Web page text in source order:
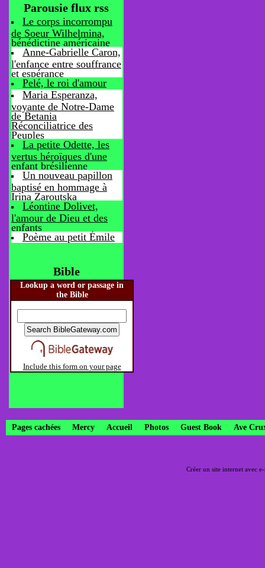
Parousie flux rss
Le corps incorrompu
de Soeur Wilhelmina,
bénédictine américaine
Anne-Gabrielle Caron,
l'enfance entre souffrance
et espérance
Pelé, le roi d'amour
Maria Esperanza,
voyante de Notre-Dame
de Betania
Réconciliatrice des
Peuples
La petite Odette, les
vertus héroïques d'une
enfant brésilienne
Un nouveau papillon
baptisé en hommage à
Irina Zaroutska
Léontine Dolivet,
l'amour de Dieu et des
enfants
Poème au petit Émile
Bible
Lookup a word or passage in
the Bible
Include this form on your page
Pages cachées Mercy Accueil Photos Guest Book Ave
Créer un site internet avec